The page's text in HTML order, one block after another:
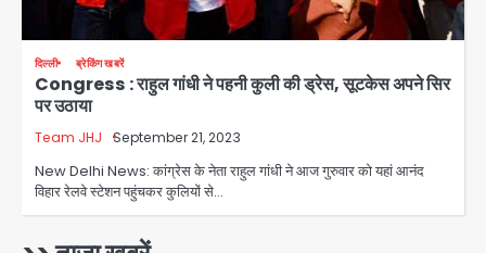
दिल्ली ब्रेकिंग खबरें
Congress : राहुल गांधी ने पहनी कुली की ड्रेस, सूटकेस अपने सिर
पर उठाया
Team JHJ September 21, 2023
New Delhi News: कांग्रेस के नेता राहुल गांधी ने आज गुरुवार को यहां आनंद
विहार रेलवे स्टेशन पहुंचकर कुलियों से…
4
Team JHJ
एयरपोर्ट का फर्जी कर्मचारी बनकर 3 लाख
Team JHJ
Noida Sector-49: सेक्टर-49 में 18
साल की मेड ने की खुदकुशी, शरीर पर नहीं मिली